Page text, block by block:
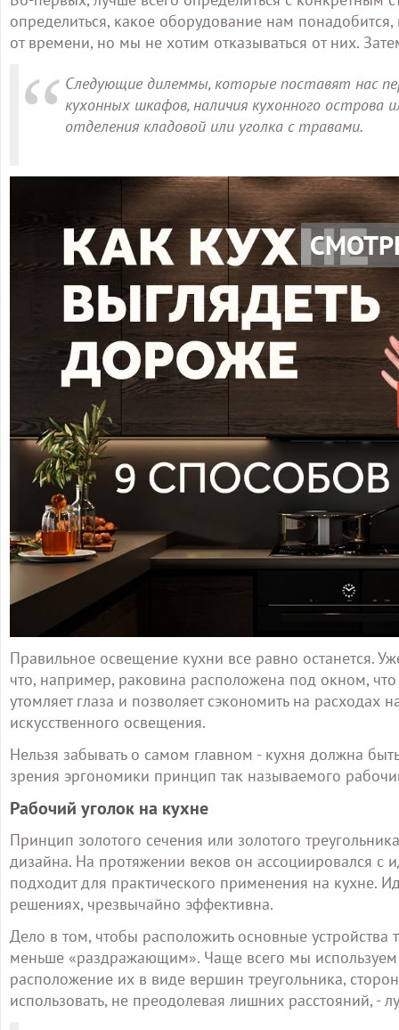
определиться, какое оборудование нам
от времени, но мы не хотим отказываться от них.
Следующие дилеммы, которые поставят нас
кухонных шкафов, наличия кухонного
отделения кладовой или уголка с травами.
Правильное освещение кухни все равно останется.
что, например, раковина расположена под окном, что
утомляет глаза и позволяет сэкономить на расходах
искусственного освещения.
Нельзя забывать о самом главном - кухня должна
зрения эргономики принцип так называемого
Рабочий уголок на кухне
Принцип золотого сечения или золотого
дизайна. На протяжении веков он ассоциировался
подходит для практического применения на кухне.
решениях, чрезвычайно эффективна.
Дело в том, чтобы расположить основные
меньше «раздражающим». Чаще всего мы
расположение их в виде вершин треугольника,
использовать, не преодолевая лишних расстояний, -